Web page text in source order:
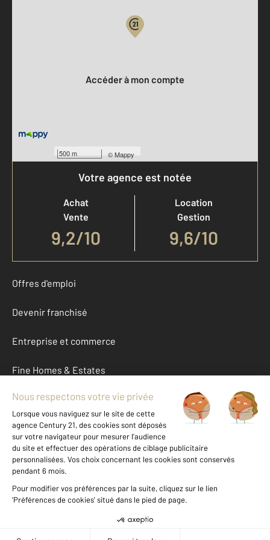
500 m ©Mappy
Accéder à mon compte
Votre agence est notée
Achat
Vente
9,2/10
Location
Gestion
9,6/10
Offres d'emploi
Devenir franchisé
Entreprise et commerce
Fine Homes & Estates
À propos
International
Nous contacter
Données personnelles